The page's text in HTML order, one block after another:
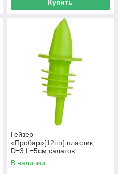
Купить
Гейзер
«Пробар»[12шт];пластик;
D=3,L=5см;салатов.
В наличии